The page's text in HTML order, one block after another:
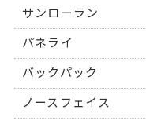
サンローラン
パネライ
バックパック
ノースフェイス